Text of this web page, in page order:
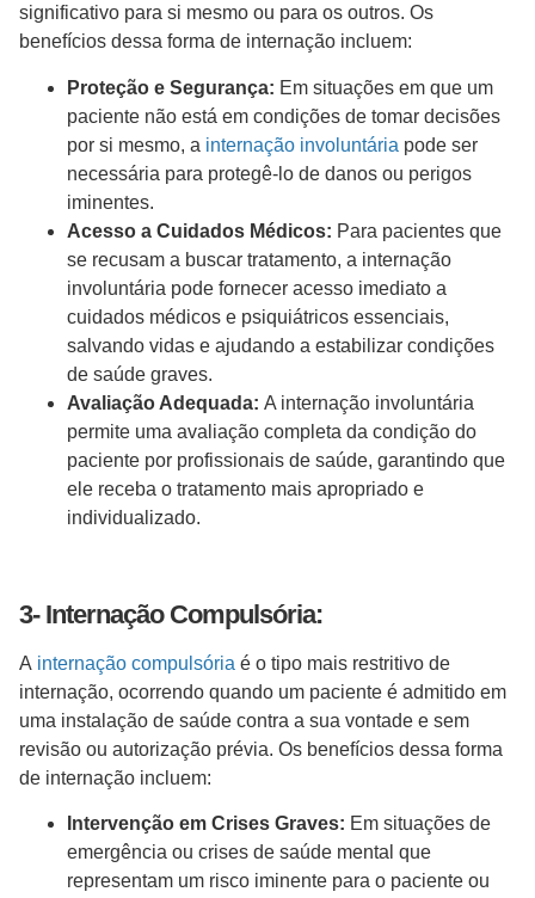
significativo para si mesmo ou para os outros. Os
benefícios dessa forma de internação incluem:
Proteção e Segurança: Em situações em que um
paciente não está em condições de tomar decisões
por si mesmo, a internação involuntária pode ser
necessária para protegê-lo de danos ou perigos
iminentes.
Acesso a Cuidados Médicos: Para pacientes que
se recusam a buscar tratamento, a internação
involuntária pode fornecer acesso imediato a
cuidados médicos e psiquiátricos essenciais,
salvando vidas e ajudando a estabilizar condições
de saúde graves.
Avaliação Adequada: A internação involuntária
permite uma avaliação completa da condição do
paciente por profissionais de saúde, garantindo que
ele receba o tratamento mais apropriado e
individualizado.
3- Internação Compulsória:
A internação compulsória é o tipo mais restritivo de
internação, ocorrendo quando um paciente é admitido em
uma instalação de saúde contra a sua vontade e sem
revisão ou autorização prévia. Os benefícios dessa forma
de internação incluem:
Intervenção em Crises Graves: Em situações de
emergência ou crises de saúde mental que
representam um risco iminente para o paciente ou